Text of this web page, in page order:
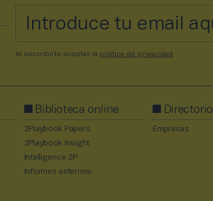
Al suscribirte aceptas la política de privacidad
Biblioteca online
2Playbook Papers
2Playbook Insight
Intelligence 2P
Informes externos
Directorio
Empresas